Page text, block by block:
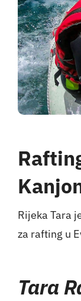
Rijeka Tara
za rafting u
Tara